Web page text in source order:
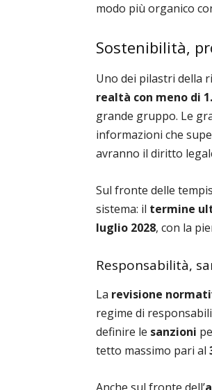
modo più organico
Sostenibilità,
Uno dei pilastri della
realtà con meno di
grande gruppo. Le
informazioni che
avranno il diritto
Sul fronte delle
sistema: il termine
luglio 2028, con la
Responsabilità,
La revisione
regime di
definire le sanzioni
tetto massimo pari al